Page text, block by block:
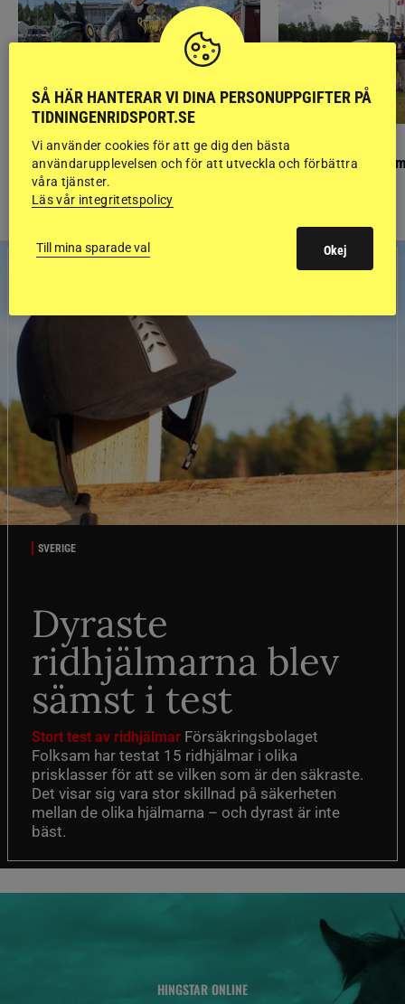
PONNYPAPPAN
Ponnypappan: Kärlek från första gnägget
GÄSTBLOGGEN
Finaldag med
SVERIGE
Dyraste
ridhjälmarna blev
sämst i test
Stort test av ridhjälmar Försäkringsbolaget
Folksam har testat 15 ridhjälmar i olika
prisklasser för att se vilken som är den säkraste.
Det visar sig vara stor skillnad på säkerheten
mellan de olika hjälmarna – och dyrast är inte
bäst.
HINGSTAR ONLINE
SÅ HÄR HANTERAR VI DINA PERSONUPPGIFTER PÅ
TIDNINGENRIDSPORT.SE
Vi använder cookies för att ge dig den bästa
användarupplevelsen och för att utveckla och förbättra
våra tjänster.
Läs vår integritetspolicy
Till mina sparade val Okej